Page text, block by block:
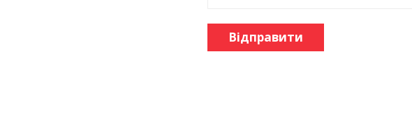
Відправити